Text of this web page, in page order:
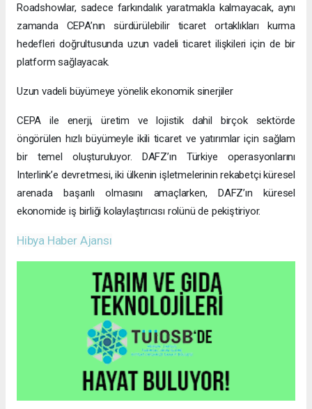
Roadshowlar, sadece farkındalık yaratmakla kalmayacak, aynı
zamanda CEPA’nın sürdürülebilir ticaret ortaklıkları kurma
hedefleri doğrultusunda uzun vadeli ticaret ilişkileri için de bir
platform sağlayacak.
Uzun vadeli büyümeye yönelik ekonomik sinerjiler
CEPA ile enerji, üretim ve lojistik dahil birçok sektörde
öngörülen hızlı büyümeyle ikili ticaret ve yatırımlar için sağlam
bir temel oluşturuluyor. DAFZ’ın Türkiye operasyonlarını
Interlink’e devretmesi, iki ülkenin işletmelerinin rekabetçi küresel
arenada başarılı olmasını amaçlarken, DAFZ’ın küresel
ekonomide iş birliği kolaylaştırıcısı rolünü de pekiştiriyor.
Hibya Haber Ajansı